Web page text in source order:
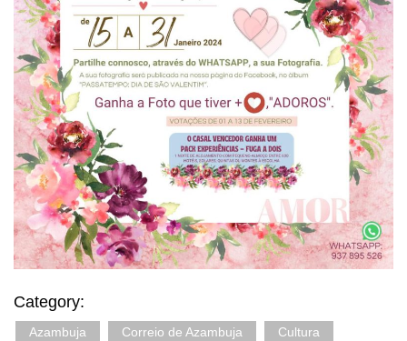
Category:
Azambuja Correio de Azambuja
Cultura